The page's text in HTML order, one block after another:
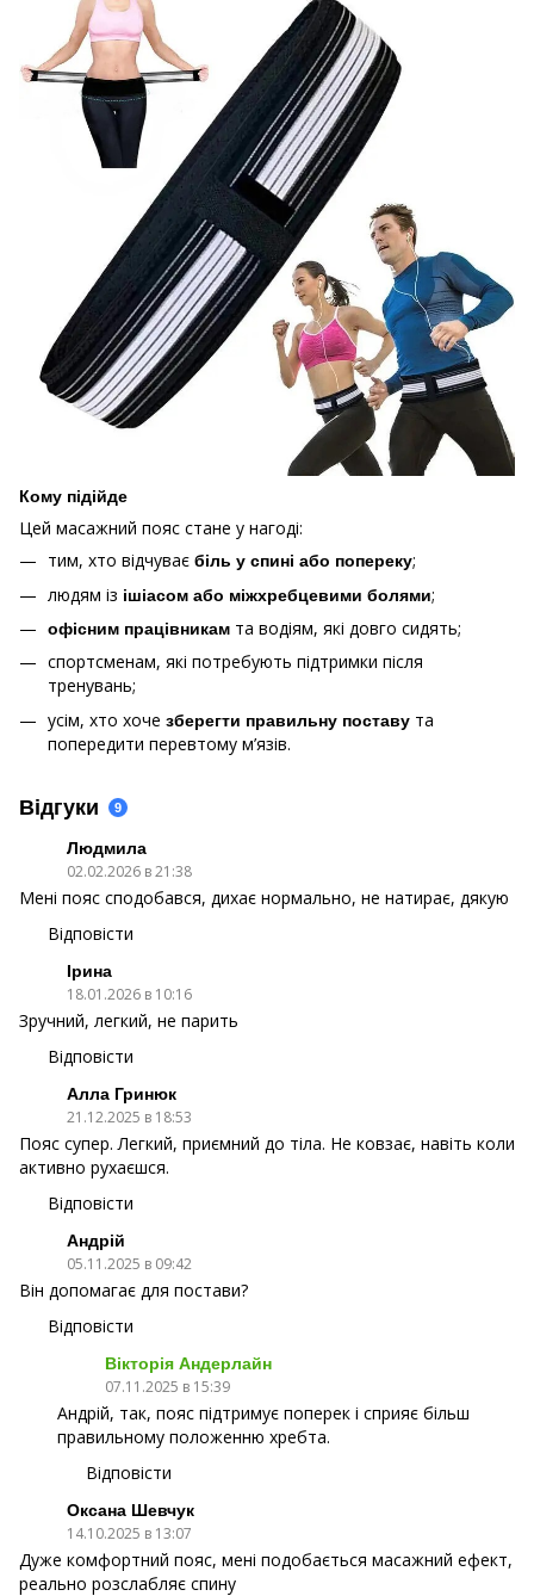
Кому підійде
Цей масажний пояс стане у нагоді:
тим, хто відчуває біль у спині або попереку;
людям із ішіасом або міжхребцевими болями;
офісним працівникам та водіям, які довго сидять;
спортсменам, які потребують підтримки після
тренувань;
усім, хто хоче зберегти правильну поставу та
попередити перевтому м’язів.
Відгуки 9
Людмила
02.02.2026 в 21:38
Мені пояс сподобався, дихає нормально, не натирає, дякую
Відповісти
Ірина
18.01.2026 в 10:16
Зручний, легкий, не парить
Відповісти
Алла Гринюк
21.12.2025 в 18:53
Пояс супер. Легкий, приємний до тіла. Не ковзає, навіть коли
активно рухаєшся.
Відповісти
Андрій
05.11.2025 в 09:42
Він допомагає для постави?
Відповісти
Вікторія Андерлайн
07.11.2025 в 15:39
Андрій, так, пояс підтримує поперек і сприяє більш
правильному положенню хребта.
Відповісти
Оксана Шевчук
14.10.2025 в 13:07
Дуже комфортний пояс, мені подобається масажний ефект,
реально розслабляє спину